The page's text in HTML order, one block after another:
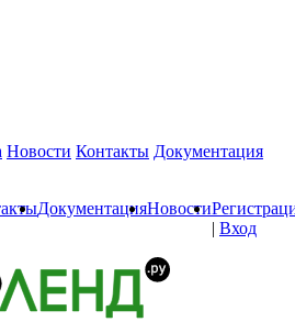
Новости Контакты Документация
ДокументацияНовости
| Вход